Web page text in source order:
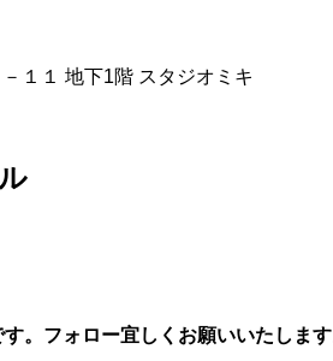
１１ 地下1階 スタジオミキ
。フォロー宜しくお願いいたします